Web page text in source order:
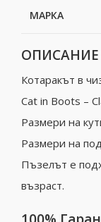
МАРКА
ОПИСАНИЕ
Котаракът в
Cat in Boots –
Размери на
Размери на
Пъзелът е
възраст.